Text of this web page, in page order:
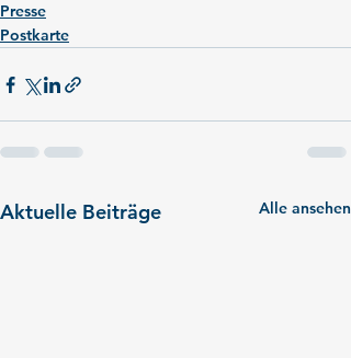
Presse
Postkarte
Aktuelle Beiträge Alle ansehen